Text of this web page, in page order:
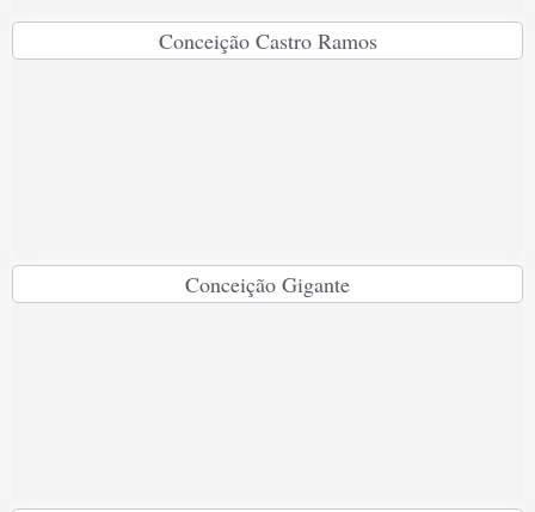
Conceição Castro Ramos
Conceição Gigante